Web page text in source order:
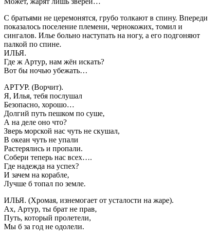
С братьями не церемонятся, грубо толкают в спину. Впереди
показалось поселение племени, чернокожих, томил и
сингалов. Илье больно наступать на ногу, а его подгоняют
палкой по спине.
ИЛЬЯ.
Где ж Артур, нам жён искать?
Вот бы ночью убежать…
АРТУР. (Ворчит).
Я, Илья, тебя послушал
Безопасно, хорошо…
Долгий путь пешком по суше,
А на деле оно что?
Зверь морской нас чуть не скушал,
В океан чуть не упали
Растерялись и пропали.
Собери теперь нас всех….
Где надежда на успех?
И зачем на корабле,
Лучше б топал по земле.
ИЛЬЯ. (Хромая, изнемогает от усталости на жаре).
Ах, Артур, ты брат не прав,
Путь, который пролетели,
Мы б за год не одолели.